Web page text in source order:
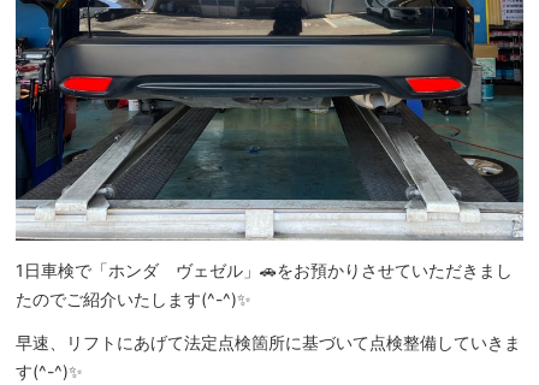
1日車検で「ホンダ ヴェゼル」🚗をお預かりさせていただきまし
たのでご紹介いたします(^-^)✨
早速、リフトにあげて法定点検箇所に基づいて点検整備していきま
す(^-^)✨